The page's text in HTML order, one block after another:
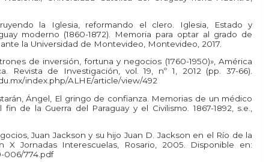
la Iglesia, reformando el clero. Iglesia, Estado y
moderno (1860-1872). Memoria para optar al grado de
la Universidad de Montevideo, Montevideo, 2017.
de inversión, fortuna y negocios (1760-1950)», América
Revista de Investigación, vol. 19, nº 1, 2012 (pp. 37-66).
index.php/ALHE/article/view/492
Ángel, El gringo de confianza. Memorias de un médico
de la Guerra del Paraguay y el Civilismo. 1867-1892, s.e.,
Juan Jackson y su hijo Juan D. Jackson en el Río de la
X Jornadas Interescuelas, Rosario, 2005. Disponible en:
006/774.pdf